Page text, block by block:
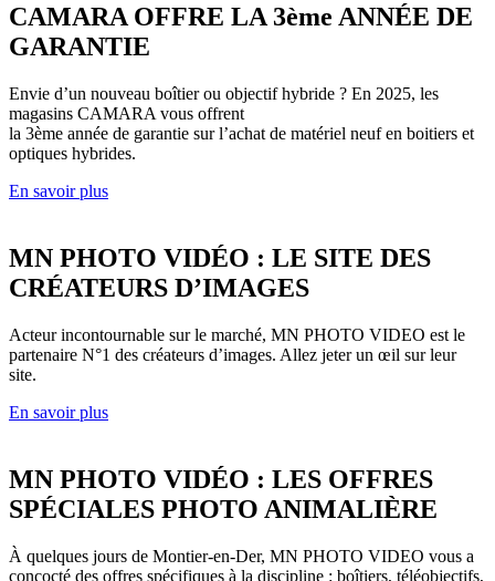
CAMARA OFFRE LA 3ème ANNÉE DE
GARANTIE
Envie d’un nouveau boîtier ou objectif hybride ? En 2025, les
magasins CAMARA vous offrent
la 3ème année de garantie sur l’achat de matériel neuf en boitiers et
optiques hybrides.
En savoir plus
MN PHOTO VIDÉO : LE SITE DES
CRÉATEURS D’IMAGES
Acteur incontournable sur le marché, MN PHOTO VIDEO est le
partenaire N°1 des créateurs d’images. Allez jeter un œil sur leur
site.
En savoir plus
MN PHOTO VIDÉO : LES OFFRES
SPÉCIALES PHOTO ANIMALIÈRE
À quelques jours de Montier-en-Der, MN PHOTO VIDEO vous a
concocté des offres spécifiques à la discipline : boîtiers, téléobjectifs,